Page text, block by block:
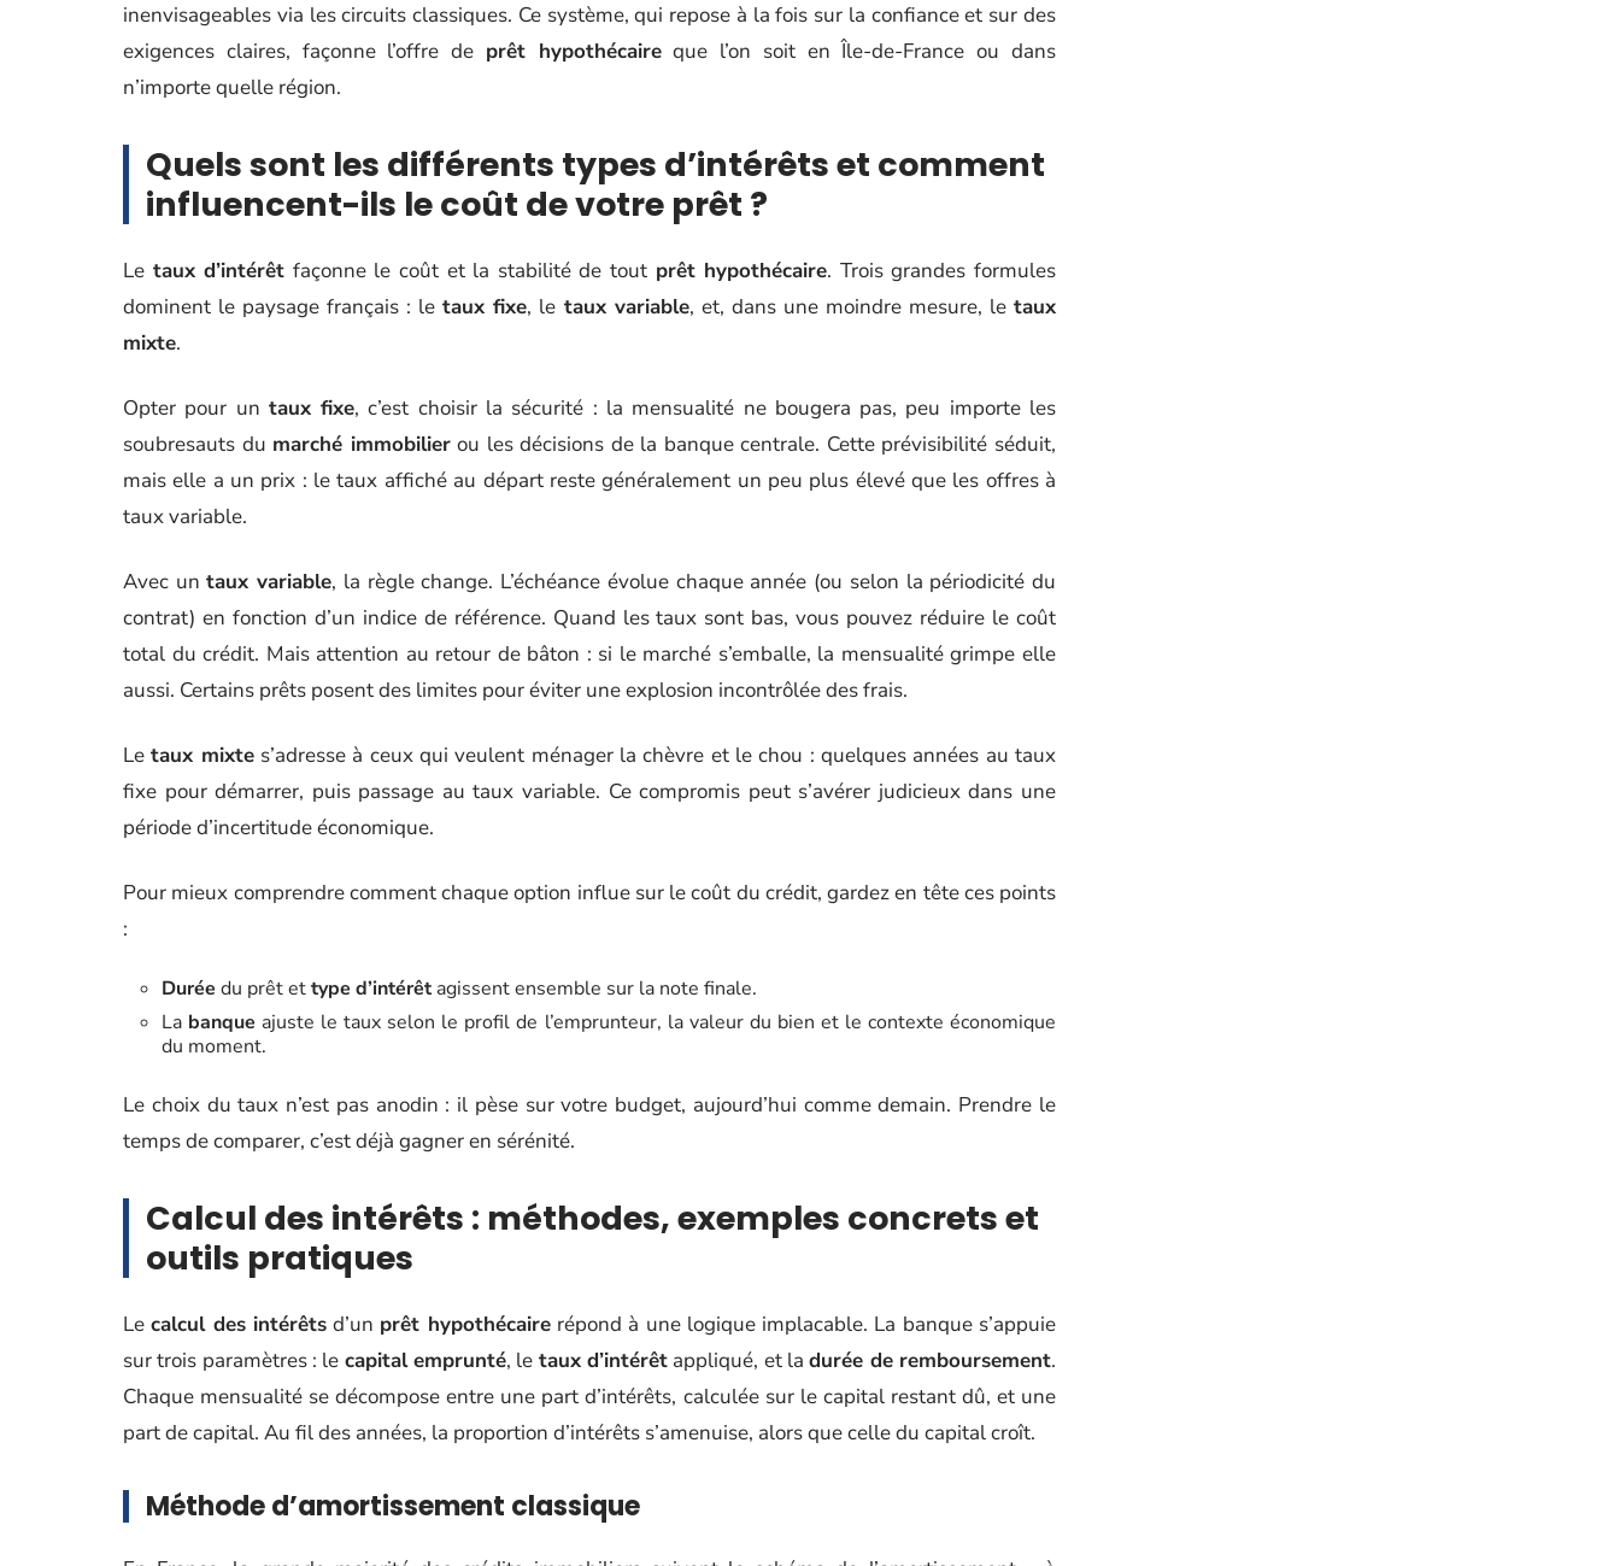
inenvisageables via les circuits classiques. Ce système, qui repose à la fois sur la confiance et sur des
exigences claires, façonne l’offre de prêt hypothécaireque l’on soit en Île-de-France ou dans
n’importe quelle région.
Quels sont les différents types d’intérêts et comment
influencent-ils le coût de votre prêt ?
Le taux d’intérêt façonne le coût et la stabilité de tout prêt hypothécaire. Trois grandes formules
dominent le paysage français : letaux fixe, le taux variable, et, dans une moindre mesure, letaux
mixte.
Opter pour un taux fixe, c’est choisir la sécurité : la mensualité ne bougera pas, peu importe les
soubresauts du marché immobilierou les décisions de la banque centrale. Cette prévisibilité séduit,
mais elle a un prix : le taux affiché au départ reste généralement un peu plus élevé que les offres à
taux variable.
Avec untaux variable, la règle change. L’échéance évolue chaque année (ou selon la périodicité du
contrat) en fonction d’un indice de référence. Quand les taux sont bas, vous pouvez réduire le coût
total du crédit. Mais attention au retour de bâton : si le marché s’emballe, la mensualité grimpe elle
aussi. Certains prêts posent des limites pour éviter une explosion incontrôlée des frais.
Letaux mixtes’adresse à ceux qui veulent ménager la chèvre et le chou : quelques années au taux
fixe pour démarrer, puis passage au taux variable. Ce compromis peut s’avérer judicieux dans une
période d’incertitude économique.
Pour mieux comprendre comment chaque option influe sur le coût du crédit, gardez en tête ces points
:
Durée du prêt ettype d’intérêt agissent ensemble sur la note finale.
La banque ajuste le taux selon le profil de l’emprunteur, la valeur du bien et le contexte économique
du moment.
Le choix du taux n’est pas anodin : il pèse sur votre budget, aujourd’hui comme demain. Prendre le
temps de comparer, c’est déjà gagner en sérénité.
Calcul des intérêts : méthodes, exemples concrets et
outils pratiques
Lecalcul des intérêtsd’un prêt hypothécairerépond à une logique implacable. La banque s’appuie
sur trois paramètres : le capital emprunté, le taux d’intérêt appliqué, et ladurée de remboursement.
Chaque mensualité se décompose entre une part d’intérêts, calculée sur le capital restant dû, et une
part de capital. Au fil des années, la proportion d’intérêts s’amenuise, alors que celle du capital croît.
Méthode d’amortissement classique